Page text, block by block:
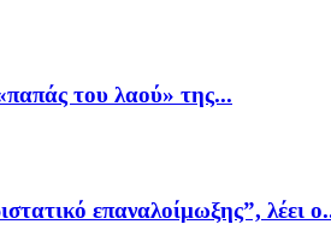
του λαού» της...
επαναλοίμωξης”, λέει